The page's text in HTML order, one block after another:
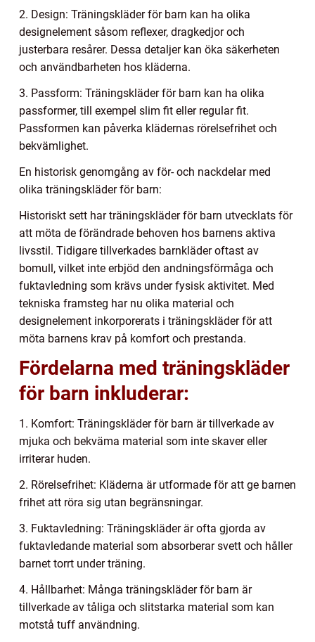
2. Design: Träningskläder för barn kan ha olika
designelement såsom reflexer, dragkedjor och
justerbara resårer. Dessa detaljer kan öka säkerheten
och användbarheten hos kläderna.
3. Passform: Träningskläder för barn kan ha olika
passformer, till exempel slim fit eller regular fit.
Passformen kan påverka klädernas rörelsefrihet och
bekvämlighet.
En historisk genomgång av för- och nackdelar med
olika träningskläder för barn:
Historiskt sett har träningskläder för barn utvecklats för
att möta de förändrade behoven hos barnens aktiva
livsstil. Tidigare tillverkades barnkläder oftast av
bomull, vilket inte erbjöd den andningsförmåga och
fuktavledning som krävs under fysisk aktivitet. Med
tekniska framsteg har nu olika material och
designelement inkorporerats i träningskläder för att
möta barnens krav på komfort och prestanda.
Fördelarna med träningskläder
för barn inkluderar:
1. Komfort: Träningskläder för barn är tillverkade av
mjuka och bekväma material som inte skaver eller
irriterar huden.
2. Rörelsefrihet: Kläderna är utformade för att ge barnen
frihet att röra sig utan begränsningar.
3. Fuktavledning: Träningskläder är ofta gjorda av
fuktavledande material som absorberar svett och håller
barnet torrt under träning.
4. Hållbarhet: Många träningskläder för barn är
tillverkade av tåliga och slitstarka material som kan
motstå tuff användning.